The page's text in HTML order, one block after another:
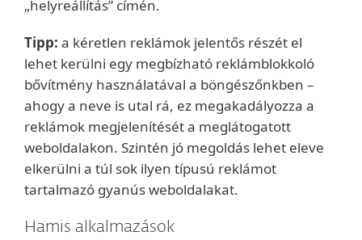
„helyreállítás” címén.
Tipp: a kéretlen reklámok jelentős részét el
lehet kerülni egy megbízható reklámblokkoló
bővítmény használatával a böngészőnkben –
ahogy a neve is utal rá, ez megakadályozza a
reklámok megjelenítését a meglátogatott
weboldalakon. Szintén jó megoldás lehet eleve
elkerülni a túl sok ilyen típusú reklámot
tartalmazó gyanús weboldalakat.
Hamis alkalmazások